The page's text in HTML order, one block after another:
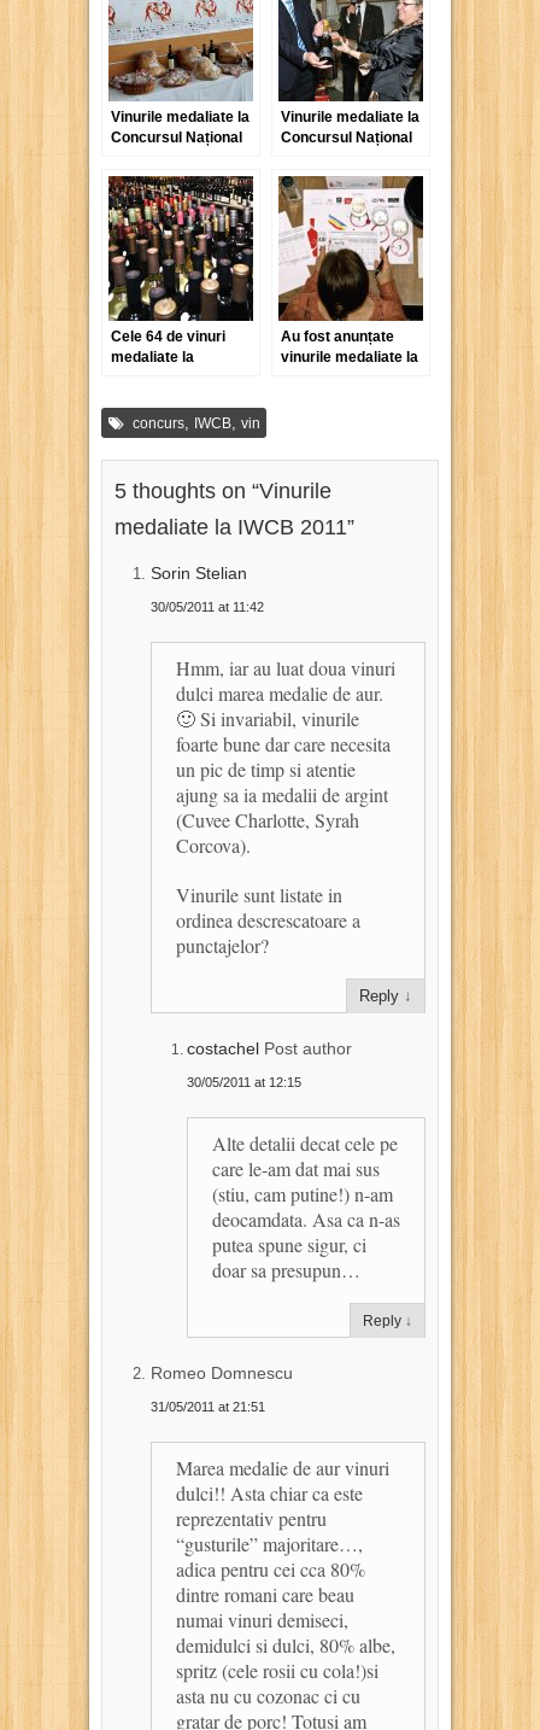
Vinurile medaliate la
Concursul Național
Alcoolice Vinvest
2011
Vinurile medaliate la
Concursul Național
Alcoolice Vinvest
2012
Cele 64 de vinuri
medaliate la
Au fost anunțate
vinurile medaliate la
concurs IWCB vin
5 thoughts on “Vinurile
medaliate la IWCB 2011”
Sorin Stelian
30/05/2011 at 11:42
Hmm, iar au luat doua vinuri
dulci marea medalie de aur.
🙂 Si invariabil, vinurile
foarte bune dar care necesita
un pic de timp si atentie
ajung sa ia medalii de argint
(Cuvee Charlotte, Syrah
Corcova).
Vinurile sunt listate in
ordinea descrescatoare a
punctajelor?
Reply ↓
costachel Post author
30/05/2011 at 12:15
Alte detalii decat cele pe
care le-am dat mai sus
(stiu, cam putine!) n-am
deocamdata. Asa ca n-as
putea spune sigur, ci
doar sa presupun…
Reply ↓
Romeo Domnescu
31/05/2011 at 21:51
Marea medalie de aur vinuri
dulci!! Asta chiar ca este
reprezentativ pentru
“gusturile” majoritare…,
adica pentru cei cca 80%
dintre romani care beau
numai vinuri demiseci,
demidulci si dulci, 80% albe,
spritz (cele rosii cu cola!)si
asta nu cu cozonac ci cu
gratar de porc! Totusi am